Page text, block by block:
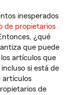
inesperados
de propietarios
¿qué
que puede
artículos que
si está de
artículos
de